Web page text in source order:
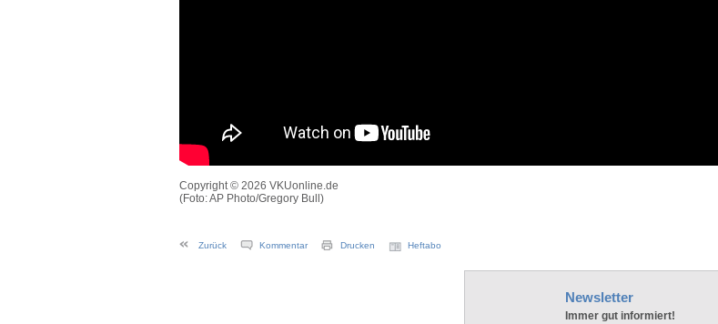
Copyright © 2026 VKUonline.de
(Foto: AP Photo/Gregory Bull)
Zurück Kommentar Drucken Heftabo
Newsletter
Immer gut informiert!